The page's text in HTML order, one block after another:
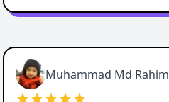
Easy-Peasy AI
Muhammad Md Rahim